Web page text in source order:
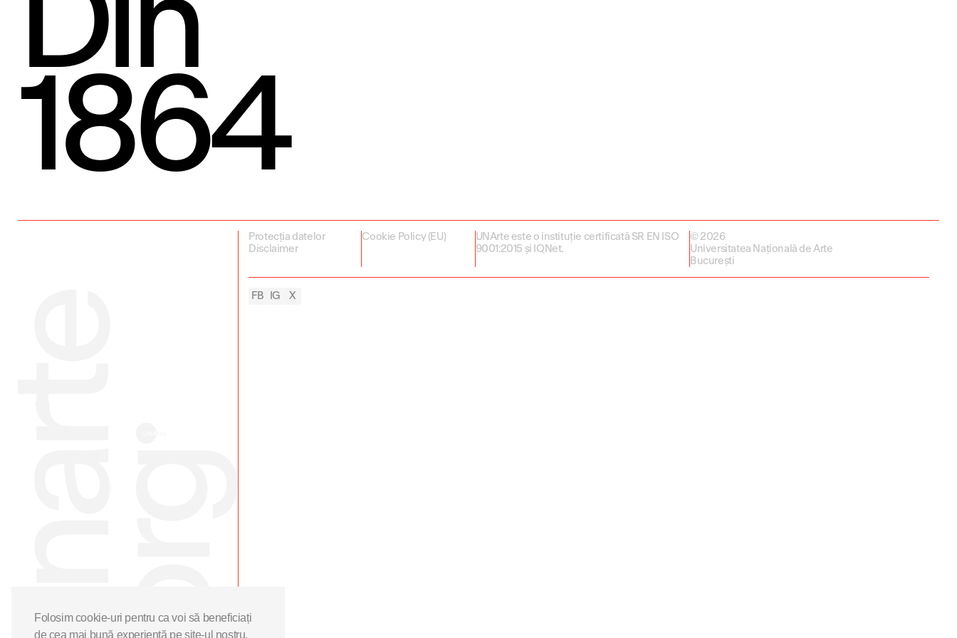
1864
Protecția datelor
Disclaimer
Cookie Policy (EU)
UNArte este o instituție certificată SR EN ISO
9001:2015 și IQNet.
© 2026
Universitatea Națională de Arte
București
FB IG X
Folosim cookie-uri pentru ca voi să beneficiați
de cea mai bună experiență pe site-ul nostru.